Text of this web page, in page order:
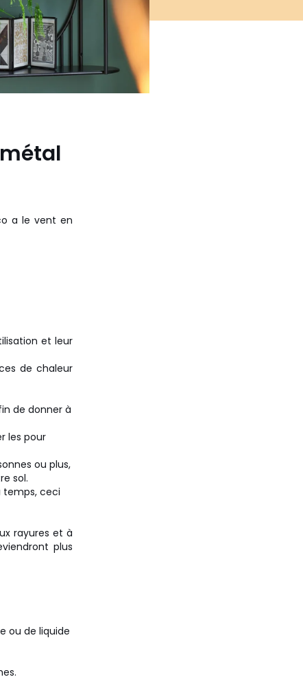
a le vent en
et leur
de chaleur
de donner à
les pour
ou plus,
sol.
temps, ceci
rayures et à
plus
ou de liquide